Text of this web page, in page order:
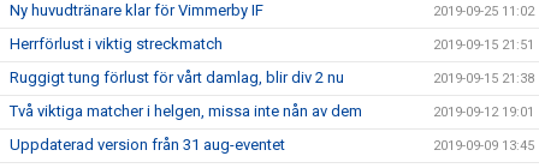
Ny huvudtränare klar för Vimmerby IF 2019-09-25 11:02
Herrförlust i viktig streckmatch 2019-09-15 21:51
Ruggigt tung förlust för vårt damlag, blir div 2 nu 2019-09-15 21:38
Två viktiga matcher i helgen, missa inte nån av dem 2019-09-12 19:01
Uppdaterad version från 31 aug-eventet 2019-09-09 13:45